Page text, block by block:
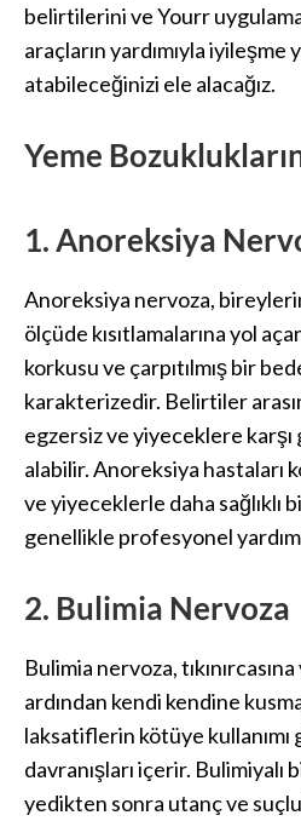
belirtilerini ve Yourr
araçların yardımıyla iyileşme
atabileceğinizi ele alacağız.
Yeme
1. Anoreksiya
Anoreksiya nervoza, bireylerin
ölçüde kısıtlamalarına yol
korkusu ve çarpıtılmış bir
karakterizedir. Belirtiler
egzersiz ve yiyeceklere
alabilir. Anoreksiya hastaları
ve yiyeceklerle daha sağlıklı
genellikle profesyonel
2. Bulimia Nervoza
Bulimia nervoza,
ardından kendi kendine
laksatiflerin kötüye kullanımı
davranışları içerir. Bulimiyalı
yedikten sonra utanç ve